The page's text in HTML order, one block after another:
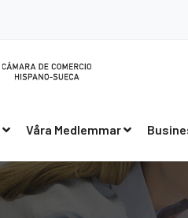
Våra Medlemmar